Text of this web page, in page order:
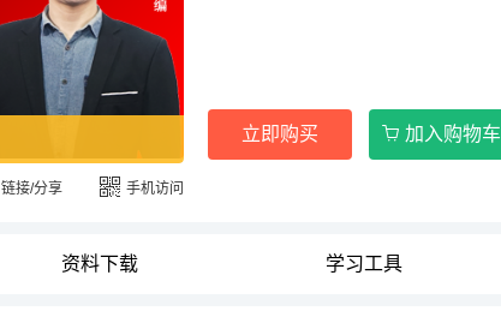
链接/分享 手机访问
立即购买 加入购物车
资料下载 学习工具